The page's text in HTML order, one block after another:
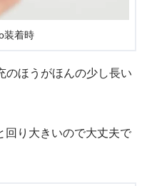
装着時
のほうがほんの少し長い
回り大きいので大丈夫で